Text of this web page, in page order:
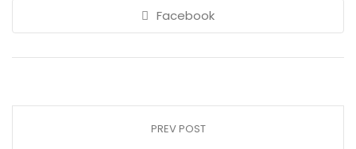
Facebook
PREV POST